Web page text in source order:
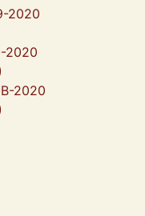
2020
2020
2020